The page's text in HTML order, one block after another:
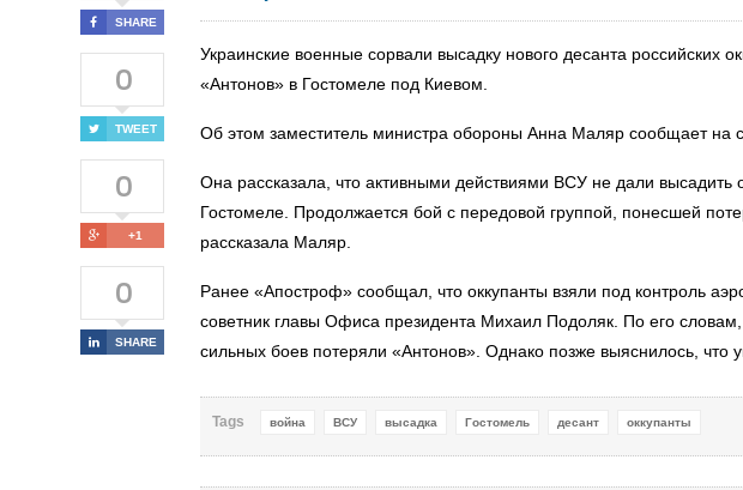
SHARE
0
TWEET
0
+1
0
SHARE
Украинские военные сорвали высадку нового десанта российских
«Антонов» в Гостомеле под Киевом.
Об этом заместитель министра обороны Анна Маляр сообщает на
Она рассказала, что активными действиями ВСУ не дали высадить
Гостомеле. Продолжается бой с передовой группой, понесшей
рассказала Маляр.
Ранее «Апостроф» сообщал, что оккупанты взяли под контроль
советник главы Офиса президента Михаил Подоляк. По его
сильных боев потеряли «Антонов». Однако позже выяснилось, что
Tags война ВСУ высадка Гостомель десант оккупанты